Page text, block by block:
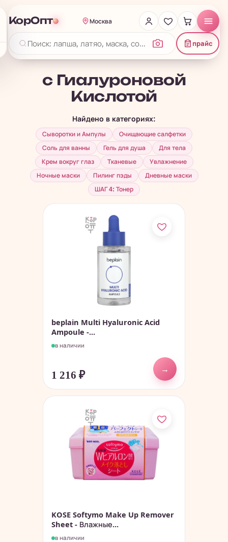
КорОпт Москва
прайс
с Гиалуроновой
Кислотой
Найдено в категориях:
Сыворотки и Ампулы
Очищающие салфетки
Соль для ванны
Гель для душа
Для тела
Крем вокруг глаз
Тканевые
Увлажнение
Ночные маски
Пилинг пэды
Дневные маски
ШАГ 4: Тонер
beplain Multi Hyaluronic Acid
Ampoule -...
в наличии
1 216 ₽
→
KOSE Softymo Make Up Remover
Sheet - Влажные...
в наличии